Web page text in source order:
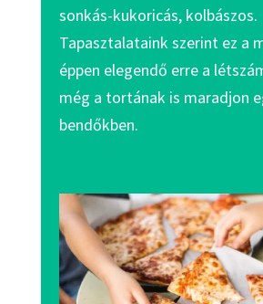
sonkás-kukoricás, kolbászos.
Tapasztalataink szerint ez a
éppen elegendő erre a
még a tortának is maradjon
bendőkben.